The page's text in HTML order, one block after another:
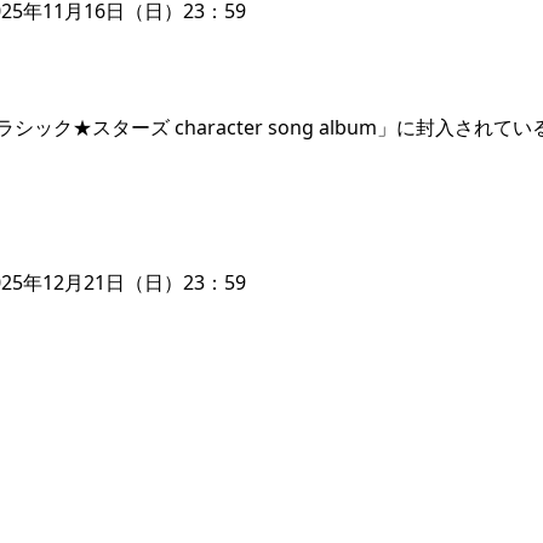
年11月16日（日）23：59
シック★スターズ character song album」に封入されてい
年12月21日（日）23：59